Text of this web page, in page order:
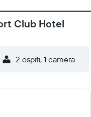
Le pulizie
di un hotel
È possibile che siano a
Club Hotel
2 ospiti, 1 camera